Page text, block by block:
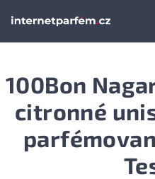
100Bon
citronné